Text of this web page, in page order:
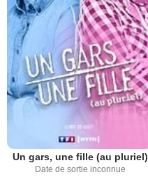
Un gars, une fille (au pluriel)
Date de sortie inconnue